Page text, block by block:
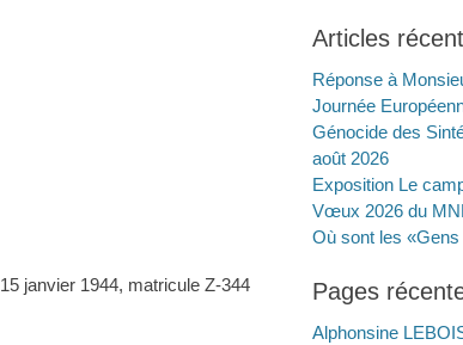
janvier 1944, matricule Z-344
Articles
Réponse à
Journée
Génocide des
août 2026
Exposition Le
Vœux 2026 du
Où sont les
Pages
Alphonsine